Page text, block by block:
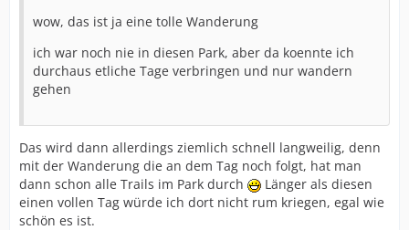
wow, das ist ja eine tolle Wanderung
ich war noch nie in diesen Park, aber da koennte ich
durchaus etliche Tage verbringen und nur wandern
gehen
Das wird dann allerdings ziemlich schnell langweilig, denn
mit der Wanderung die an dem Tag noch folgt, hat man
dann schon alle Trails im Park durch
Länger als diesen
einen vollen Tag würde ich dort nicht rum kriegen, egal wie
schön es ist.